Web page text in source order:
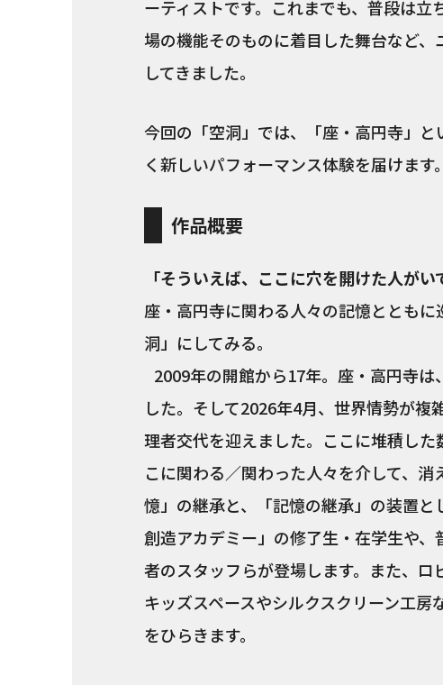
ーティストです。これまでも、普段は
場の機能そのものに着目した舞台など
してきました。
今回の「空洞」では、「座・高円寺」
く新しいパフォーマンス体験を届けます。
作品概要
「そういえば、ここに穴を開けた人が
座・高円寺に関わる人々の記憶ととも
洞」にしてみる。
2009年の開館から17年。座・高円寺
した。そして2026年4月、世界情勢が
理者交代を迎えました。ここに堆積し
こに関わる／関わった人々を介して、
憶」の継承と、「記憶の継承」の装置
創造アカデミー」の修了生・在学生や
者のスタッフらが登場します。また、ロ
キッズスペースやシルクスクリーン工
をひらきます。